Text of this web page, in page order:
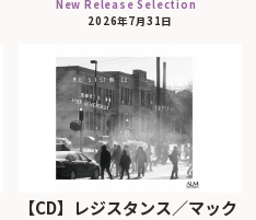
New Release Selection
2026年7月31日
【CD】レジスタンス／マック